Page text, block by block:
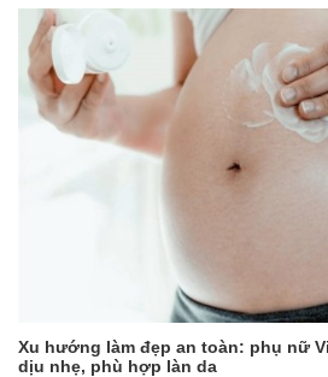
Xu hướng làm đẹp an toàn: phụ nữ
dịu nhẹ, phù hợp làn da